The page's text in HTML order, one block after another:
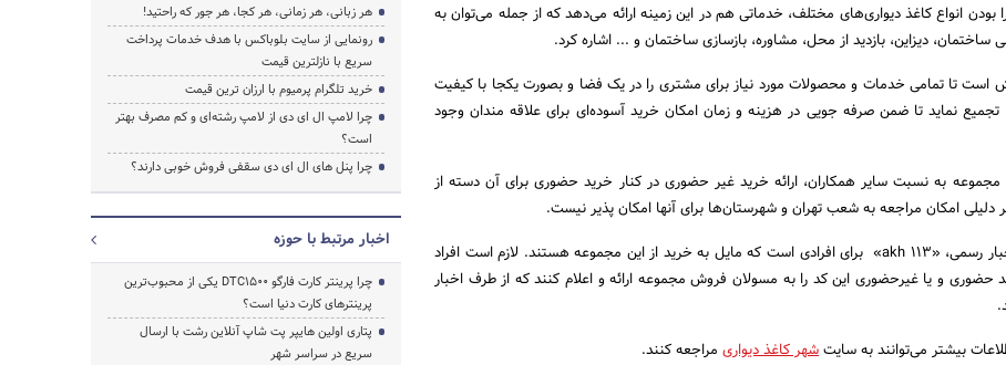
بودن انواع کاغذ دیواری‌های مختلف، خدماتی هم در این زمینه ارائه می‌دهد که از جمله می‌توان به
دیزاین، بازدید از محل، مشاوره، بازسازی ساختمان و ... اشاره کرد.
است تا تمامی خدمات و محصولات مورد نیاز برای مشتری را در یک فضا و بصورت یکجا با کیفیت
نماید تا ضمن صرفه جویی در هزینه و زمان امکان خرید آسوده‌ای برای علاقه مندان وجود
مجموعه به نسبت سایر همکاران، ارائه خرید غیر حضوری در کنار خرید حضوری برای آن دسته از
امکان مراجعه به شعب تهران و شهرستان‌ها برای آنها امکان پذیر نیست.
کد تخفیف 3 درصدی اخبار رسمی، «akh 113» برای افرادی است که مایل به خرید از این مجموعه هستند. لازم است افراد
حضوری و یا غیرحضوری این کد را به مسولان فروش مجموعه ارائه و اعلام کنند که از طرف اخبار
بیشتر می‌توانند به سایتشهر کاغذ دیواری مراجعه کنند.
هر زبانی، هر زمانی، هر کجا، هر جور که راحتید!
رونمایی از سایت بلوباکس با هدف خدمات پرداخت
سریع با نازلترین قیمت
خرید تلگرام پرمیوم با ارزان ترین قیمت
چرا لامپ ال ای دی از لامپ رشته‌ای و کم مصرف بهتر
است؟
چرا پنل های ال ای دی سقفی فروش خوبی دارند؟
اخبار مرتبط با حوزه
چرا پرینتر کارت فارگو DTC1500 یکی از محبوب‌ترین
پرینترهای کارت دنیا است؟
پتاری اولین هایپر پت شاپ آنلاین رشت با ارسال
سریع در سراسر شهر